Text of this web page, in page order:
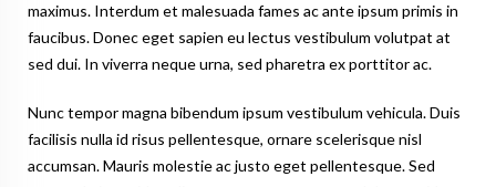
maximus. Interdum et malesuada fames ac ante ipsum primis in
faucibus. Donec eget sapien eu lectus vestibulum volutpat at
sed dui. In viverra neque urna, sed pharetra ex porttitor ac.
Nunc tempor magna bibendum ipsum vestibulum vehicula. Duis
facilisis nulla id risus pellentesque, ornare scelerisque nisl
accumsan. Mauris molestie ac justo eget pellentesque. Sed